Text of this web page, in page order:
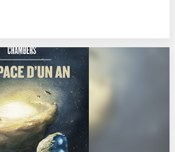
des structures familiales, des relations, ou